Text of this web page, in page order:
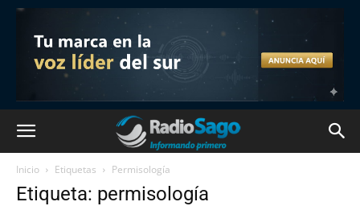
Inicio Etiquetas Permisología
Etiqueta: permisología